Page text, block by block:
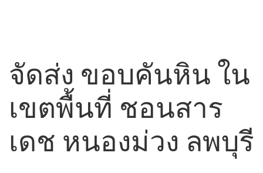
จัดส่ง ขอบคันหิน ใน
เขตพื้นที่ ชอนสาร
เดช หนองม่วง ลพบุรี